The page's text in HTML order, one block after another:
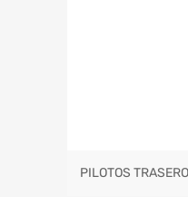
PILOTOS